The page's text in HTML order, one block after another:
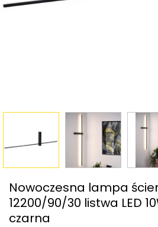
Nowoczesna lampa
12200/90/30 listwa LED
czarna